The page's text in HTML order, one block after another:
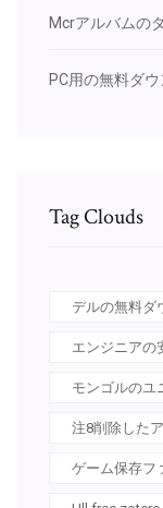
Mcrアルバムの
PC用の無料ダ
Tag Clouds
デルの無料ダ
エンジニアの
モンゴルのユ
注8削除した
ゲーム保存フ